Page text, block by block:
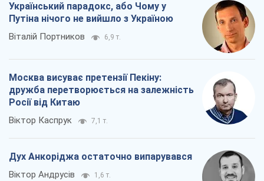
Український парадокс, або Чому у
Путіна нічого не вийшло з Україною
Віталій Портников 6,9 т.
Москва висуває претензії Пекіну:
дружба перетворюється на залежність
Росії від Китаю
Віктор Каспрук 7,1 т.
Дух Анкоріджа остаточно випарувався
Віктор Андрусів 1,6 т.